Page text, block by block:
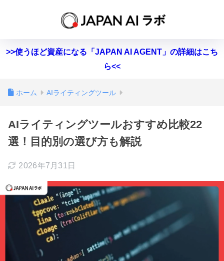
>>使うほど資産になる「JAPAN AI AGENT」の詳細はこち
ら<<
ホーム AIライティングツール
AIライティングツールおすすめ比較22
選！目的別の選び方も解説
2026年7月31日